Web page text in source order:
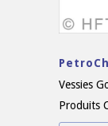
Vessies
Produits